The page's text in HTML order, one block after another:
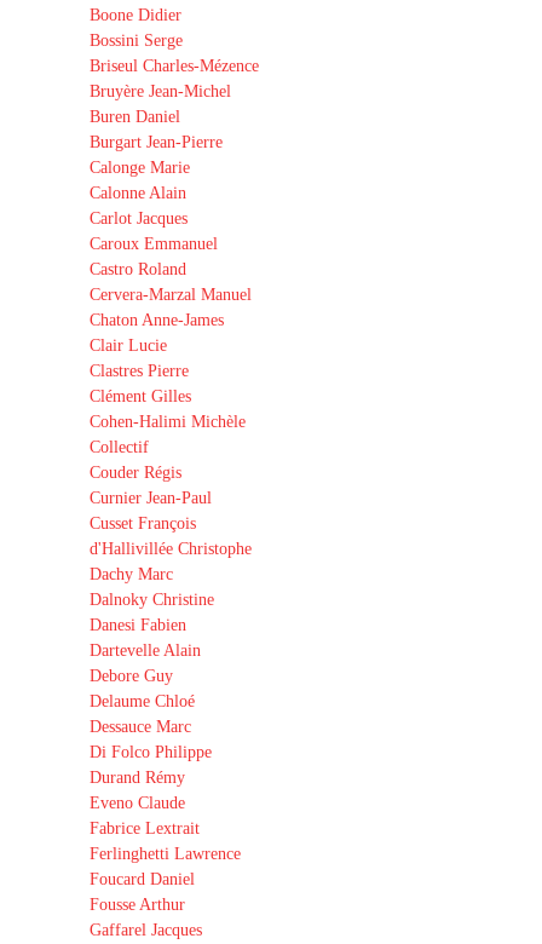
Boone Didier
Bossini Serge
Briseul Charles-Mézence
Bruyère Jean-Michel
Buren Daniel
Burgart Jean-Pierre
Calonge Marie
Calonne Alain
Carlot Jacques
Caroux Emmanuel
Castro Roland
Cervera-Marzal Manuel
Chaton Anne-James
Clair Lucie
Clastres Pierre
Clément Gilles
Cohen-Halimi Michèle
Collectif
Couder Régis
Curnier Jean-Paul
Cusset François
d'Hallivillée Christophe
Dachy Marc
Dalnoky Christine
Danesi Fabien
Dartevelle Alain
Debore Guy
Delaume Chloé
Dessauce Marc
Di Folco Philippe
Durand Rémy
Eveno Claude
Fabrice Lextrait
Ferlinghetti Lawrence
Foucard Daniel
Fousse Arthur
Gaffarel Jacques